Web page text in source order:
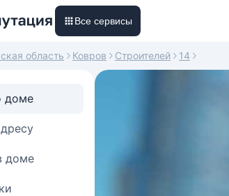
Все сервисы
область Ковров Строителей 14
доме
доме